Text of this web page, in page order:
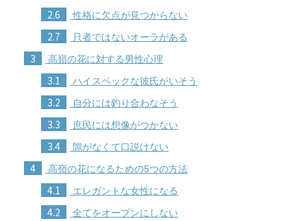
2.6 性格に欠点が見つからない
2.7 只者ではないオーラがある
3 高嶺の花に対する男性心理
3.1 ハイスペックな彼氏がいそう
3.2 自分には釣り合わなそう
3.3 庶民には想像がつかない
3.4 隙がなくて口説けない
4 高嶺の花になるための5つの方法
4.1 エレガントな女性になる
4.2 全てをオープンにしない